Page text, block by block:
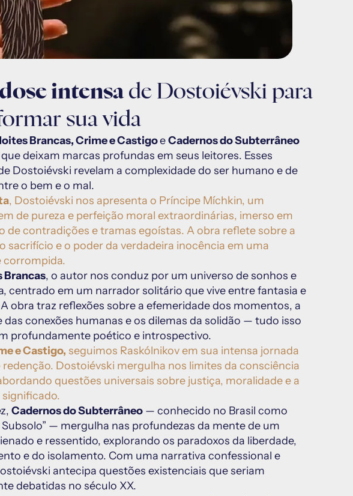
dose intensa de Dostoiévski para
sua vida
Brancas, Crime e Castigo e Cadernos do Subterrâneo
deixam marcas profundas em seus leitores. Esses
Dostoiévski revelam a complexidade do ser humano e de
o bem e o mal.
, Dostoiévski nos apresenta o Príncipe Míchkin, um
de pureza e perfeição moral extraordinárias, imerso em
de contradições e tramas egoístas. A obra reflete sobre a
sacrifício e o poder da verdadeira inocência em uma
corrompida.
Brancas, o autor nos conduz por um universo de sonhos e
centrado em um narrador solitário que vive entre fantasia e
obra traz reflexões sobre a efemeridade dos momentos, a
das conexões humanas e os dilemas da solidão — tudo isso
profundamente poético e introspectivo.
e Castigo, seguimos Raskólnikov em sua intensa jornada
redenção. Dostoiévski mergulha nos limites da consciência
questões universais sobre justiça, moralidade e a
Cadernos do Subterrâneo — conhecido no Brasil como
— mergulha nas profundezas da mente de um
e ressentido, explorando os paradoxos da liberdade,
e do isolamento. Com uma narrativa confessional e
antecipa questões existenciais que seriam
debatidas no século XX.